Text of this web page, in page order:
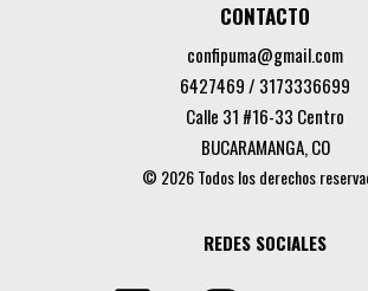
CONTACTO
confipuma@gmail.com
6427469 / 3173336699
Calle 31 #16-33 Centro
BUCARAMANGA, CO
© 2026 Todos los derechos
REDES SOCIALES